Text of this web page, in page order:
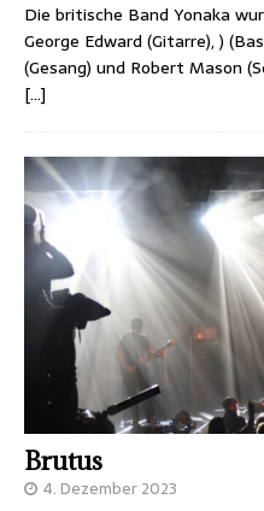
Die britische Band Yonaka
George Edward (Gitarre), )
(Gesang) und Robert Mason
[…]
Brutus
4. Dezember 2023